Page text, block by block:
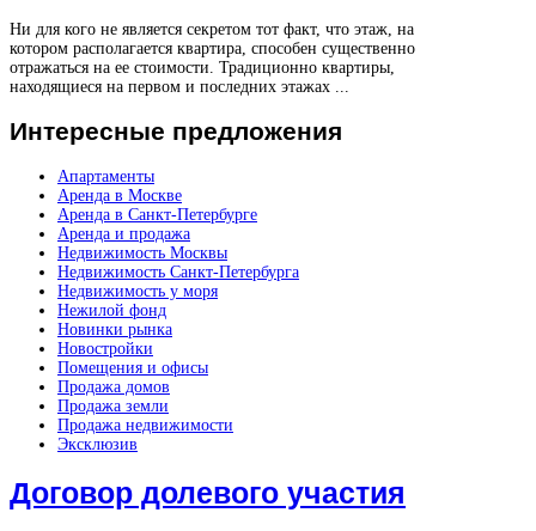
Ни для кого не является секретом тот факт, что этаж, на
котором располагается квартира, способен существенно
отражаться на ее стоимости. Традиционно квартиры,
находящиеся на первом и последних этажах ...
Интересные предложения
Апартаменты
Аренда в Москве
Аренда в Санкт-Петербурге
Аренда и продажа
Недвижимость Москвы
Недвижимость Санкт-Петербурга
Недвижимость у моря
Нежилой фонд
Новинки рынка
Новостройки
Помещения и офисы
Продажа домов
Продажа земли
Продажа недвижимости
Эксклюзив
Договор долевого участия